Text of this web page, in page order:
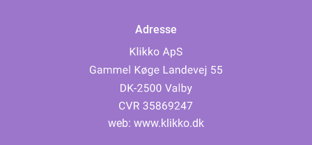
Adresse
web: www.klikko.dk